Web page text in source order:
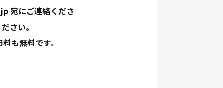
宛にご連絡くださ
さい。
も無料です。